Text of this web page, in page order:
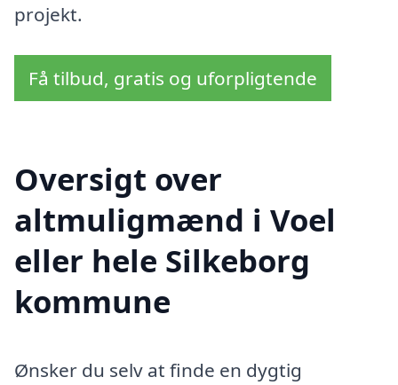
projekt.
Få tilbud, gratis og uforpligtende
Oversigt over
altmuligmænd i Voel
eller hele Silkeborg
kommune
Ønsker du selv at finde en dygtig